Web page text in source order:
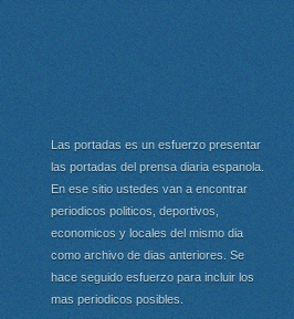
Las portadas es un esfuerzo presentar
las portadas del prensa diaria espanola.
En ese sitio ustedes van a encontrar
periodicos politicos, deportivos,
economicos y locales del mismo dia
como archivo de dias anteriores. Se
hace seguido esfuerzo para incluir los
mas periodicos posibles.